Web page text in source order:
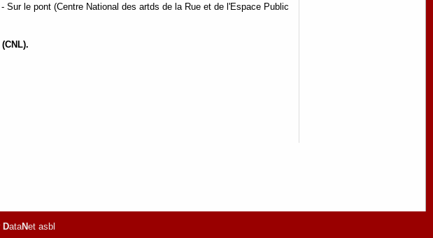
le pont (Centre National des artds de la Rue et de l'Espace Public
DataNet asbl